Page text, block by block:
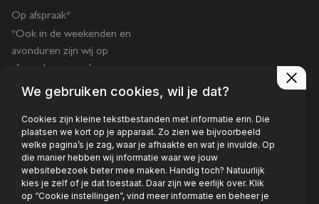
Op afspraak*
*Ook in de weekenden en
avonduren zijn wij op
afspraak geopend.
Privacy policy
We gebruiken cookies, wil je dat?
Cookies zijn kleine tekstbestanden met informatie erin. Die
plaatsen we kort op je apparaat. Zo zien we bijvoorbeeld
welke pagina’s je zag, waar je afhaakte en wat je invulde. Op
die manier hebben wij informatie waar we jouw
websitebezoek beter mee maken. Handig toch? Natuurlijk
kies je zelf of je dat toestaat. Daar zijn we eerlijk over. Klik
op “Cookie instellingen”, vind meer informatie en beheer je